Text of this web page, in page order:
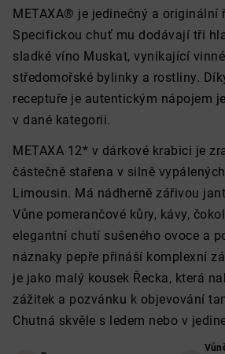
METAXA® je jedinečný a originální
Specifickou chuť mu dodávají tři
sladké víno Muskat, vynikající
středomořské bylinky a rostliny.
receptuře je autentickým nápojem
v dané kategorii.
METAXA 12* v dárkové krabici je
částečně stařena v silně
Limousin. Má nádherně zářivou
Vůne pomerančové kůry, kávy,
elegantní chutí sušeného ovoce a
náznaky pepře přináší komplexní
je jako malý kousek Řecka, která
zážitek a pozvánku k objevování
Chutná skvěle s ledem nebo v